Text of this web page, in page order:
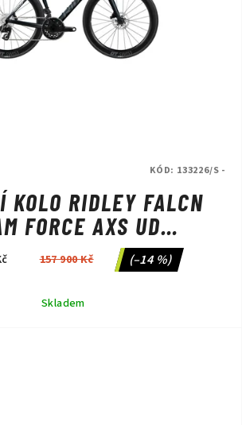
KOLO RIDLEY FALCN
FORCE AXS UD
CANDY RED
SILVER
157 900 Kč (–14 %)
Skladem
KÓD: 133226/S -